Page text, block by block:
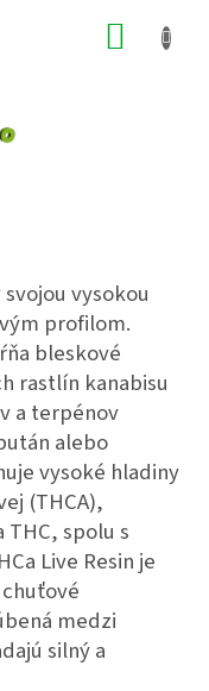
vysokou
profilom.
bleskové
rastlín kanabisu
a terpénov
alebo
vysoké hladiny
(THCA),
spolu s
Live Resin je
medzi
silný a